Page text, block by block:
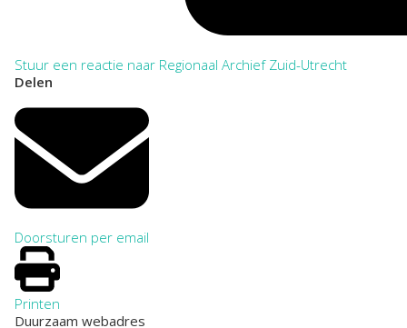
Stuur een reactie naar Regionaal Archief Zuid-Utrecht
Delen
Doorsturen per email
Printen
Duurzaam webadres